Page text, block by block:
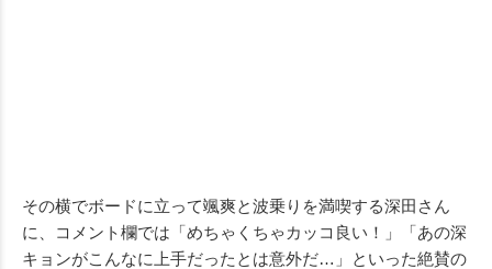
その横でボードに立って颯爽と波乗りを満喫する深田さん
に、コメント欄では「めちゃくちゃカッコ良い！」「あの深
キョンがこんなに上手だったとは意外だ…」といった絶賛の